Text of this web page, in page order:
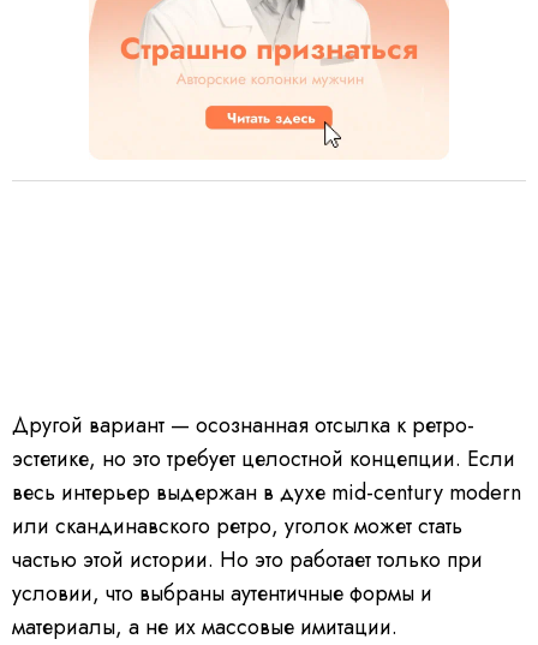
Другой вариант — осознанная отсылка к ретро-
эстетике, но это требует целостной концепции. Если
весь интерьер выдержан в духе mid-century modern
или скандинавского ретро, уголок может стать
частью этой истории. Но это работает только при
условии, что выбраны аутентичные формы и
материалы, а не их массовые имитации.